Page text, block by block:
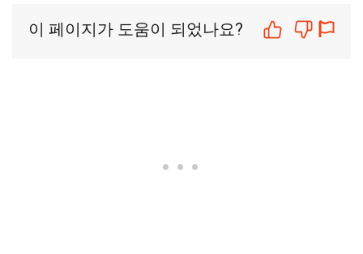
이 페이지가 도움이 되었나요?